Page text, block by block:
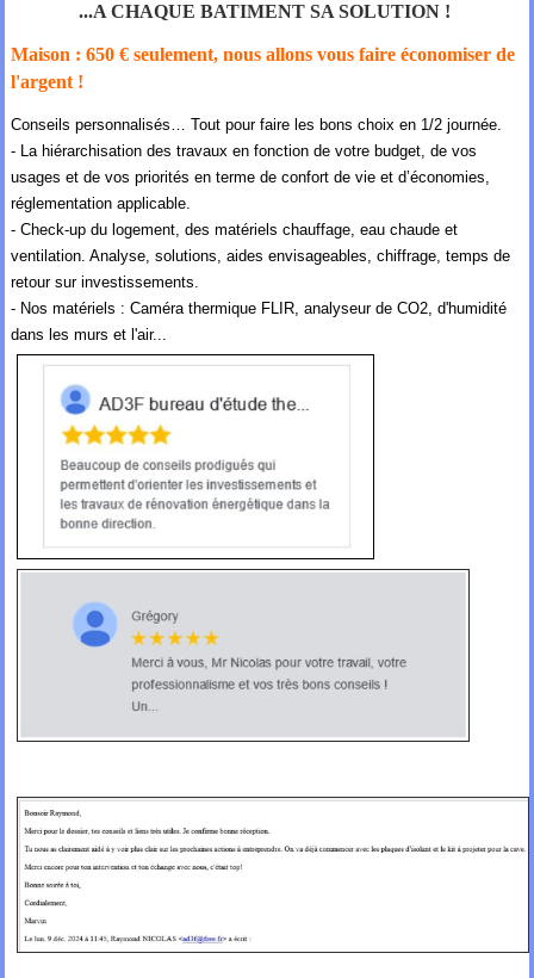
...A CHAQUE BATIMENT SA SOLUTION !
Maison : 650 € seulement, nous allons vous faire économiser de
l'argent !
Conseils personnalisés… Tout pour faire les bons choix en 1/2 journée.
- La hiérarchisation des travaux en fonction de votre budget, de vos
usages et de vos priorités en terme de confort de vie et d’économies,
réglementation applicable.
- Check-up du logement, des matériels chauffage, eau chaude et
ventilation. Analyse, solutions, aides envisageables, chiffrage, temps de
retour sur investissements.
- Nos matériels : Caméra thermique FLIR, analyseur de CO2, d'humidité
dans les murs et l'air...